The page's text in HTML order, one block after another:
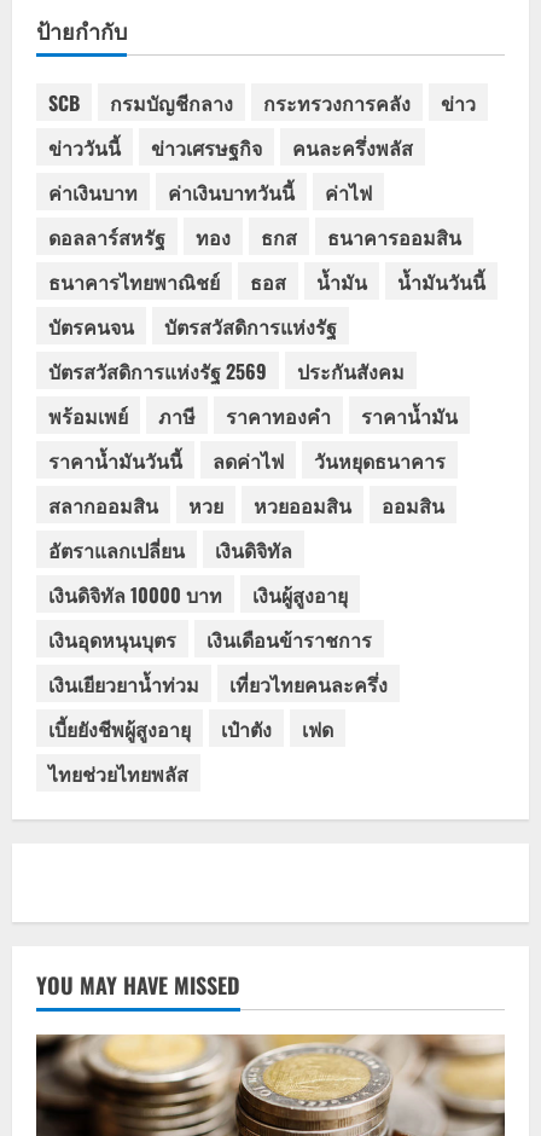
ป้ายกำกับ
SCB กรมบัญชีกลาง กระทรวงการคลัง
ข่าว
ข่าววันนี้
ข่าวเศรษฐกิจ
คนละครึ่งพลัส
ค่าเงินบาท
ค่าเงินบาทวันนี้
ค่าไฟ
ดอลลาร์สหรัฐ
ทอง ธกส
ธนาคารออมสิน
ธนาคารไทยพาณิชย์
ธอส น้ำมัน
น้ำมันวันนี้
บัตรคนจน
บัตรสวัสดิการแห่งรัฐ
บัตรสวัสดิการแห่งรัฐ 2569
ประกันสังคม
พร้อมเพย์
ภาษี ราคาทองคำ
ราคาน้ำมัน
ราคาน้ำมันวันนี้
ลดค่าไฟ
วันหยุดธนาคาร
สลากออมสิน
หวย หวยออมสิน
ออมสิน
อัตราแลกเปลี่ยน
เงินดิจิทัล
เงินดิจิทัล 10000 บาท
เงินผู้สูงอายุ
เงินอุดหนุนบุตร
เงินเดือนข้าราชการ
เงินเยียวยาน้ำท่วม
เที่ยวไทยคนละครึ่ง
เบี้ยยังชีพผู้สูงอายุ
เป๋าตัง
เฟด
ไทยช่วยไทยพลัส
YOU MAY HAVE MISSED